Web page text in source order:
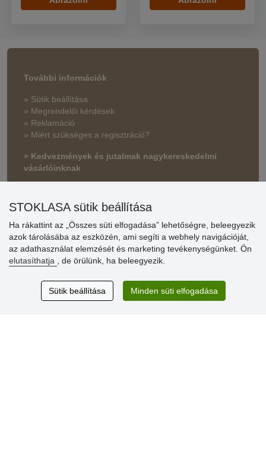
További információk
» Sütik beállítása
» Megrendelői kérdések
» Reklamáció
» Miért szükséges a regisztráció?
» Kedvezmények és jutalmak nagykereskedelmi
vásárlóinknak
Vásárlók
értékelése
Excellent service
Thank you.
STOKLASA sütik beállítása
Ha rákattint az „Összes süti elfogadása” lehetőségre, beleegyezik
azok tárolásába az eszközén, ami segíti a webhely navigációját,
az adathasználat elemzését és marketing tevékenységünket. Ön
elutasíthatja
, de örülünk, ha beleegyezik.
Sütik beállítása Minden süti elfogadása